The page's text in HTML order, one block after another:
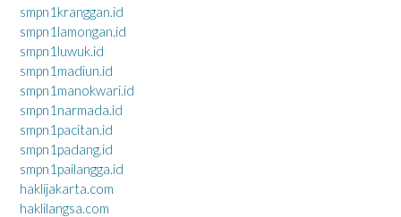
smpn1kranggan.id
smpn1lamongan.id
smpn1luwuk.id
smpn1madiun.id
smpn1manokwari.id
smpn1narmada.id
smpn1pacitan.id
smpn1padang.id
smpn1pailangga.id
haklijakarta.com
haklilangsa.com